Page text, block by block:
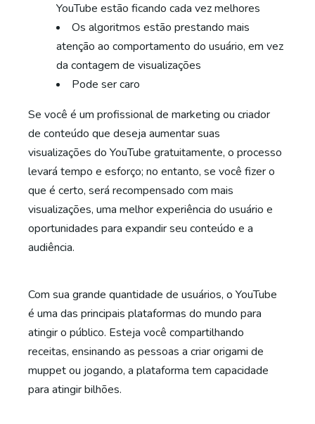
YouTube estão ficando cada vez melhores
Os algoritmos estão prestando mais
atenção ao comportamento do usuário, em vez
da contagem de visualizações
Pode ser caro
Se você é um profissional de marketing ou criador
de conteúdo que deseja aumentar suas
visualizações do YouTube gratuitamente, o processo
levará tempo e esforço; no entanto, se você fizer o
que é certo, será recompensado com mais
visualizações, uma melhor experiência do usuário e
oportunidades para expandir seu conteúdo e a
audiência.
Com sua grande quantidade de usuários, o YouTube
é uma das principais plataformas do mundo para
atingir o público. Esteja você compartilhando
receitas, ensinando as pessoas a criar origami de
muppet ou jogando, a plataforma tem capacidade
para atingir bilhões.